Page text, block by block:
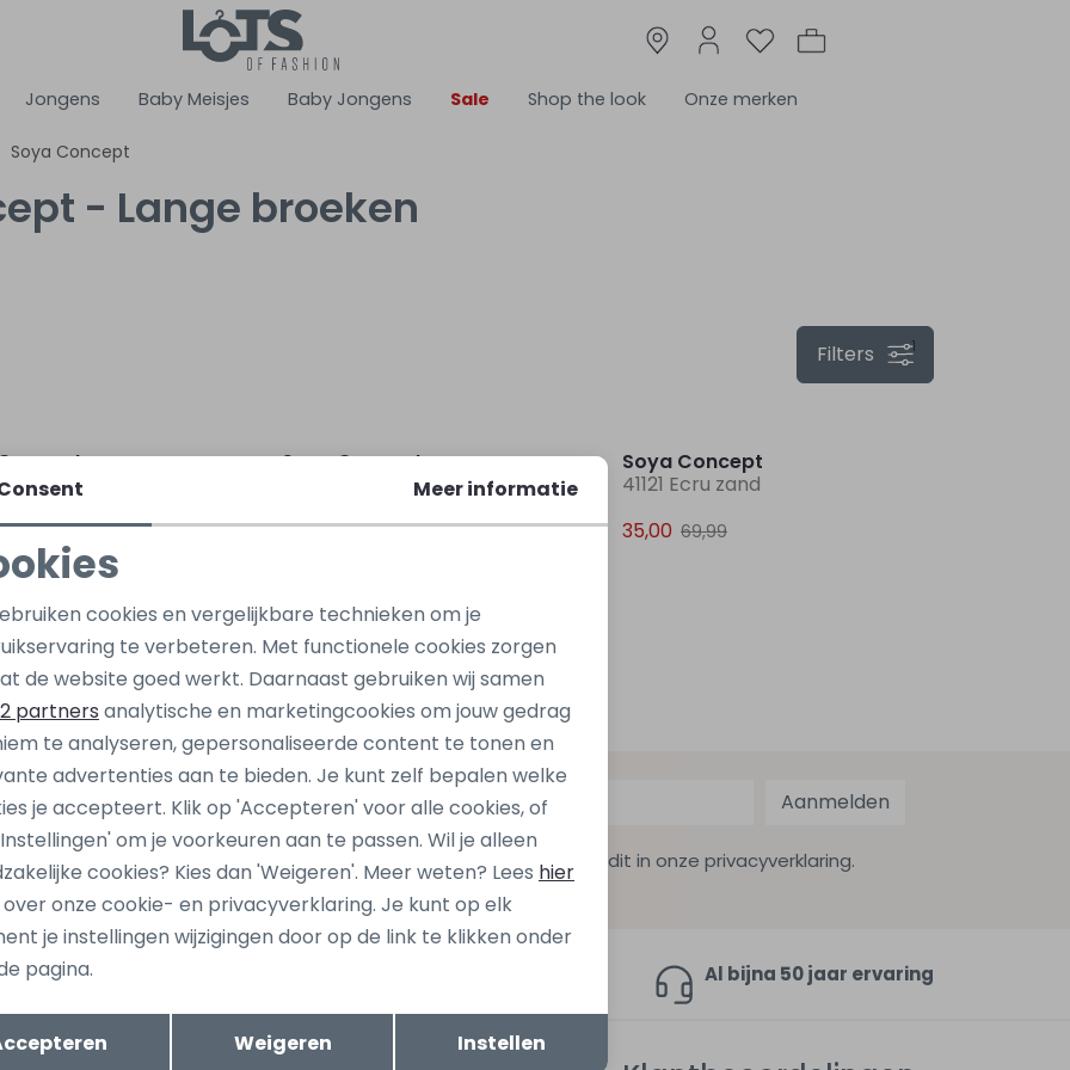
Jongens Baby Meisjes Baby Jongens Sale Shop the look Onze merken
Soya Concept
- Lange broeken
1
Filters
Blauw licht
49,99
Soya Concept
27288 Ecru off white
49,99
Soya Concept
41121 Ecru zand
35,00 69,99
dan ook gelijk €5,-
collectie!
Aanmelden
Hoe we met je data omgaan? Bekijk dit in onze privacyverklaring.
sparen voor korting Al bijna 50 jaar ervaring
cookies
cookies Marketing cookies
Terug Opslaan
Meer informatie
cookies en vergelijkbare technieken om je
te verbeteren. Met functionele cookies zorgen
de website goed werkt. Daarnaast gebruiken wij samen
2 partners analytische en marketingcookies om jouw gedrag
te analyseren, gepersonaliseerde content te tonen en
advertenties aan te bieden. Je kunt zelf bepalen welke
je accepteert. Klik op 'Accepteren' voor alle cookies, of
om je voorkeuren aan te passen. Wil je alleen
cookies? Kies dan 'Weigeren'. Meer weten? Lees hier
onze cookie- en privacyverklaring. Je kunt op elk
je instellingen wijzigingen door op de link te klikken onder
pagina.
Weigeren Instellen